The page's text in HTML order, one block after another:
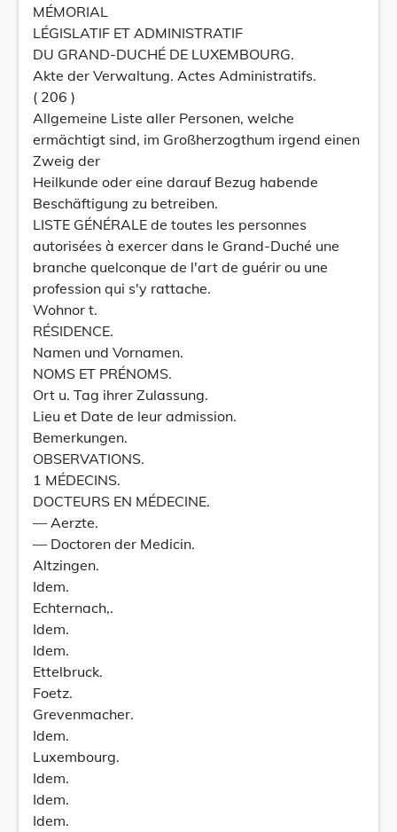
MÉMORIAL
LÉGISLATIF ET ADMINISTRATIF
DU GRAND-DUCHÉ DE LUXEMBOURG.
Akte der Verwaltung. Actes Administratifs.
( 206 )
Allgemeine Liste aller Personen, welche
ermächtigt sind, im Großherzogthum irgend einen
Zweig der
Heilkunde oder eine darauf Bezug habende
Beschäftigung zu betreiben.
LISTE GÉNÉRALE de toutes les personnes
autorisées à exercer dans le Grand-Duché une
branche quelconque de l'art de guérir ou une
profession qui s'y rattache.
Wohnor t.
RÉSIDENCE.
Namen und Vornamen.
NOMS ET PRÉNOMS.
Ort u. Tag ihrer Zulassung.
Lieu et Date de leur admission.
Bemerkungen.
OBSERVATIONS.
1 MÉDECINS.
DOCTEURS EN MÉDECINE.
— Aerzte.
— Doctoren der Medicin.
Altzingen.
Idem.
Echternach,.
Idem.
Idem.
Ettelbruck.
Foetz.
Grevenmacher.
Idem.
Luxembourg.
Idem.
Idem.
Idem.